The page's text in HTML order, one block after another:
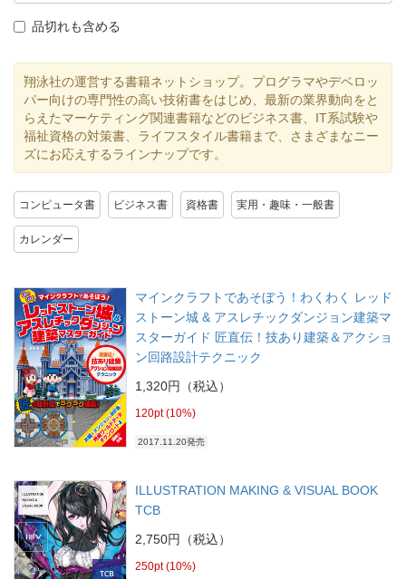
品切れも含める
翔泳社の運営する書籍ネットショップ。プログラマやデベロッ
パー向けの専門性の高い技術書をはじめ、最新の業界動向をと
らえたマーケティング関連書籍などのビジネス書、IT系試験や
福祉資格の対策書、ライフスタイル書籍まで、さまざまなニー
ズにお応えするラインナップです。
コンピュータ書 ビジネス書 資格書 実用・趣味・一般書
カレンダー
マインクラフトであそぼう！わくわく レッド
ストーン城 & アスレチックダンジョン建築マ
スターガイド 匠直伝！技あり建築＆アクショ
ン回路設計テクニック
1,320円（税込）
120pt (10%)
2017.11.20発売
ILLUSTRATION MAKING & VISUAL BOOK
TCB
2,750円（税込）
250pt (10%)